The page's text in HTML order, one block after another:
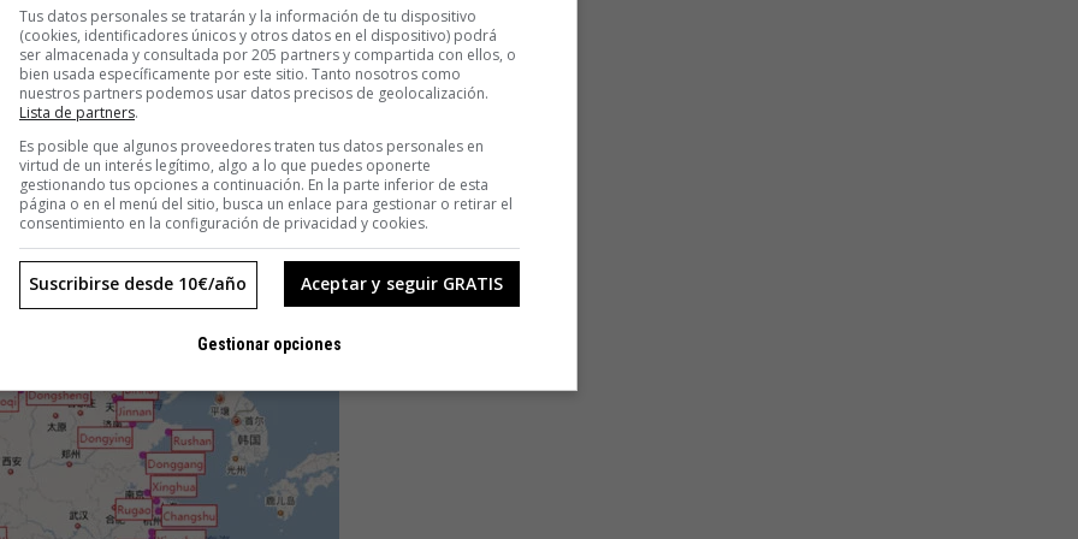
ciertas limitaciones, dado que no todas los habitantes son
tiene una base de datos de unos 700 millones de
cerca de 1.400 millones de habitantes de China, lo que
al problema. «En lugar de contar el número
aseguran los autores del estudio, «los datos de Baidu
y a escala nacional».
Tus datos personales se tratarán y la información de tu dispositivo
(cookies, identificadores únicos y otros datos en el dispositivo) podrá
ser almacenada y consultada por 205 partners y compartida con ellos, o
bien usada específicamente por este sitio. Tanto nosotros como
nuestros partners podemos usar datos precisos de geolocalización.
Lista de partners.
Es posible que algunos proveedores traten tus datos personales en
virtud de un interés legítimo, algo a lo que puedes oponerte
gestionando tus opciones a continuación. En la parte inferior de esta
página o en el menú del sitio, busca un enlace para gestionar o retirar el
consentimiento en la configuración de privacidad y cookies.
Aceptar y seguir GRATIS
Suscribirse desde 10€/año
Gestionar opciones